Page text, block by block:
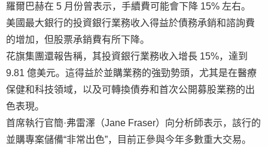
羅爾巴赫在 5 月份曾表示，手續費可能會下降 15% 左右。
美國最大銀行的投資銀行業務收入得益於債務承銷和諮詢費
的增加，但股票承銷費有所下降。
花旗集團還報告稱，其投資銀行業務收入增長 15%，達到
9.81 億美元。這得益於並購業務的強勁勢頭，尤其是在醫療
保健和科技領域，以及可轉換債券和首次公開募股業務的出
色表現。
首席執行官簡·弗雷澤（Jane Fraser）向分析師表示，該行的
並購專案儲備“非常出色”，目前正參與今年多數重大交易。